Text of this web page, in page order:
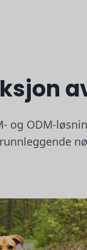
og ODM-